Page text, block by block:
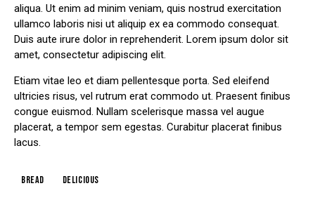
aliqua. Ut enim ad minim veniam, quis nostrud exercitation
ullamco laboris nisi ut aliquip ex ea commodo consequat.
Duis aute irure dolor in reprehenderit. Lorem ipsum dolor sit
amet, consectetur adipiscing elit.
Etiam vitae leo et diam pellentesque porta. Sed eleifend
ultricies risus, vel rutrum erat commodo ut. Praesent finibus
congue euismod. Nullam scelerisque massa vel augue
placerat, a tempor sem egestas. Curabitur placerat finibus
lacus.
Bread Delicious